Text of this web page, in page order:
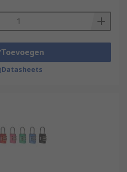
Toevoegen
Datasheets